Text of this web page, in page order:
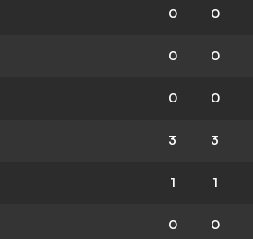
0 0
0 0
0 0
3 3
1 1
0 0